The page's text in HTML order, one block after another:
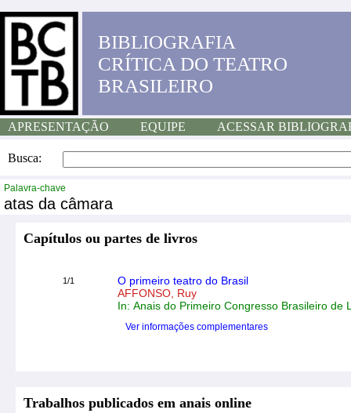
BIBLIOGRAFIA
CRÍTICA DO TEATRO
BRASILEIRO
APRESENTAÇÃO EQUIPE ACESSAR
Busca:
Palavra-chave
atas da câmara
Capítulos ou partes de livros
1/1
O primeiro teatro do Brasil
AFFONSO, Ruy
In: Anais do Primeiro Congresso Brasileiro de
Ver informações complementares
Trabalhos publicados em anais online